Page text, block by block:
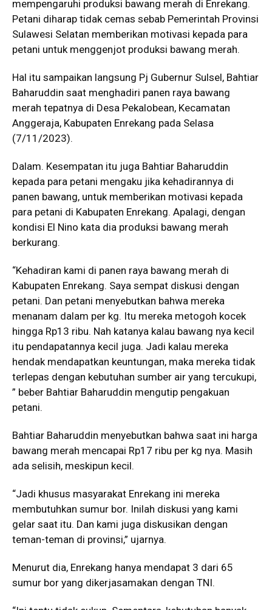
mempengaruhi produksi bawang merah di Enrekang.
Petani diharap tidak cemas sebab Pemerintah Provinsi
Sulawesi Selatan memberikan motivasi kepada para
petani untuk menggenjot produksi bawang merah.
Hal itu sampaikan langsung Pj Gubernur Sulsel, Bahtiar
Baharuddin saat menghadiri panen raya bawang
merah tepatnya di Desa Pekalobean, Kecamatan
Anggeraja, Kabupaten Enrekang pada Selasa
(7/11/2023).
Dalam. Kesempatan itu juga Bahtiar Baharuddin
kepada para petani mengaku jika kehadirannya di
panen bawang, untuk memberikan motivasi kepada
para petani di Kabupaten Enrekang. Apalagi, dengan
kondisi El Nino kata dia produksi bawang merah
berkurang.
“Kehadiran kami di panen raya bawang merah di
Kabupaten Enrekang. Saya sempat diskusi dengan
petani. Dan petani menyebutkan bahwa mereka
menanam dalam per kg. Itu mereka metogoh kocek
hingga Rp13 ribu. Nah katanya kalau bawang nya kecil
itu pendapatannya kecil juga. Jadi kalau mereka
hendak mendapatkan keuntungan, maka mereka tidak
terlepas dengan kebutuhan sumber air yang tercukupi,
” beber Bahtiar Baharuddin mengutip pengakuan
petani.
Bahtiar Baharuddin menyebutkan bahwa saat ini harga
bawang merah mencapai Rp17 ribu per kg nya. Masih
ada selisih, meskipun kecil.
“Jadi khusus masyarakat Enrekang ini mereka
membutuhkan sumur bor. Inilah diskusi yang kami
gelar saat itu. Dan kami juga diskusikan dengan
teman-teman di provinsi,” ujarnya.
Menurut dia, Enrekang hanya mendapat 3 dari 65
sumur bor yang dikerjasamakan dengan TNI.